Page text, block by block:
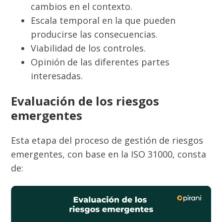
cambios en el contexto.
Escala temporal en la que pueden
producirse las consecuencias.
Viabilidad de los controles.
Opinión de las diferentes partes
interesadas.
Evaluación de los riesgos
emergentes
Esta etapa del proceso de gestión de riesgos
emergentes, con base en la ISO 31000, consta
de: